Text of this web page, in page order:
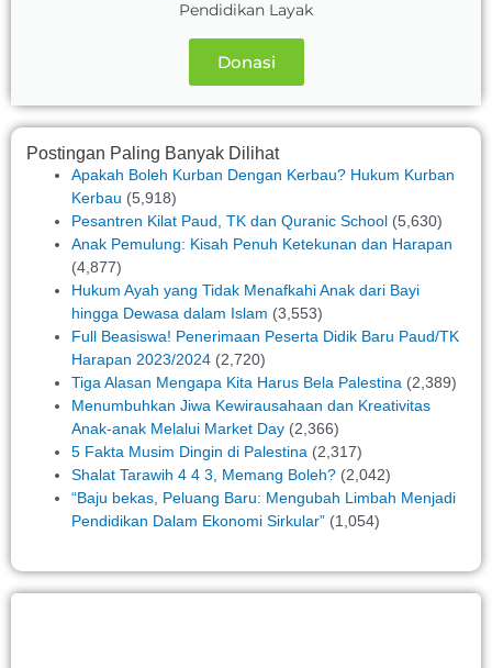
Pendidikan Layak
Donasi
Postingan Paling Banyak Dilihat
Apakah Boleh Kurban Dengan Kerbau? Hukum Kurban
Kerbau (5,918)
Pesantren Kilat Paud, TK dan Quranic School (5,630)
Anak Pemulung: Kisah Penuh Ketekunan dan Harapan
(4,877)
Hukum Ayah yang Tidak Menafkahi Anak dari Bayi
hingga Dewasa dalam Islam (3,553)
Full Beasiswa! Penerimaan Peserta Didik Baru Paud/TK
Harapan 2023/2024 (2,720)
Tiga Alasan Mengapa Kita Harus Bela Palestina (2,389)
Menumbuhkan Jiwa Kewirausahaan dan Kreativitas
Anak-anak Melalui Market Day (2,366)
5 Fakta Musim Dingin di Palestina (2,317)
Shalat Tarawih 4 4 3, Memang Boleh? (2,042)
“Baju bekas, Peluang Baru: Mengubah Limbah Menjadi
Pendidikan Dalam Ekonomi Sirkular” (1,054)